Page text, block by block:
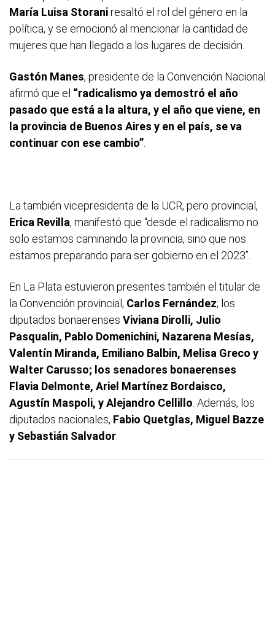
María Luisa Storaniresaltó el rol del género en la
política, y se emocionó al mencionar la cantidad de
mujeres que han llegado a los lugares de decisión.
Gastón Manes, presidente de la Convención Nacional
afirmó que el “radicalismo ya demostró el año
pasado que está a la altura, y el año que viene, en
la provincia de Buenos Aires y en el país, se va
continuar con ese cambio”
La también vicepresidenta de la UCR, pero provincial,
Erica Revilla, manifestó que “desde el radicalismo no
solo estamos caminando la provincia, sino que nos
estamos preparando para ser gobierno en el 2023”.
En La Plata estuvieron presentes también el titular de
la Convención provincial, Carlos Fernández; los
diputados bonaerenses Viviana Dirolli, Julio
Pasqualin, Pablo Domenichini, Nazarena Mesías,
Valentín Miranda, Emiliano Balbin, Melisa Greco y
Walter Carusso; los senadores bonaerenses
Flavia Delmonte, Ariel Martínez Bordaisco,
Agustín Maspoli, y Alejandro Cellillo . Además, los
diputados nacionales, Fabio Quetglas, Miguel Bazze
y Sebastián Salvador